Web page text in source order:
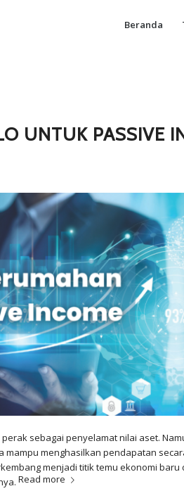
Beranda
UNTUK PASSIVE
sebagai penyelamat nilai aset.
mampu menghasilkan pendapatan
menjadi titik temu ekonomi baru
Read more